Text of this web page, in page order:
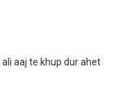
aaj te khup dur ahet